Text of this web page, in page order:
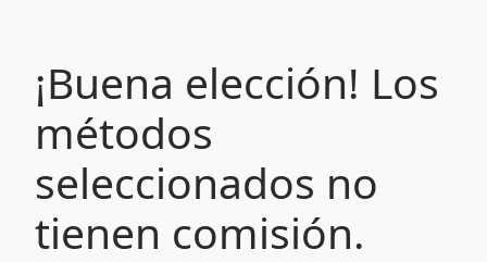
¡Buena elección! Los
métodos
seleccionados no
tienen comisión.